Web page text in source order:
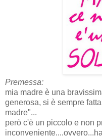
Premessa:
mia madre è una
generosa, si è sempre
madre"...
però c'è un piccolo e non